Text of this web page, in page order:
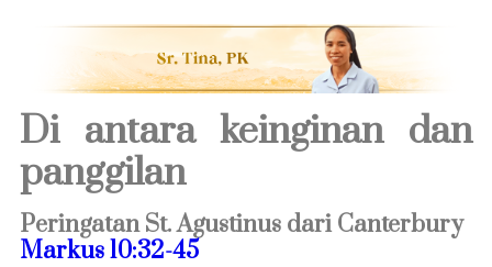
Di antara keinginan dan
panggilan
Peringatan St. Agustinus dari Canterbury
Markus 10:32-45